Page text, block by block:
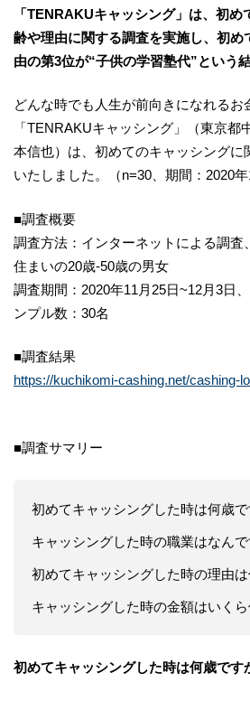
「TENRAKUキャッシング」は、初
齢や理由に関する調査を実施し、初め
由の第3位が“子供の学習塾代”という
どんな時でも人生が前向きになれるお
「TENRAKUキャッシング」（東京都
本信也）は、初めてのキャッシングに
いたしました。（n=30、期間：2020年
■調査概要
調査方法：インターネットによる調査
住まいの20歳-50歳の男女
調査期間：2020年11月25日~12月3日
ンプル数：30名
■調査結果
https://kuchikomi-cashing.net/cashing-
■調査サマリー
初めてキャッシングした時は何歳で
キャッシングした時の職業はなんで
初めてキャッシングした時の理由は
キャッシングした時の金額はいくら
初めてキャッシングした時は何歳です